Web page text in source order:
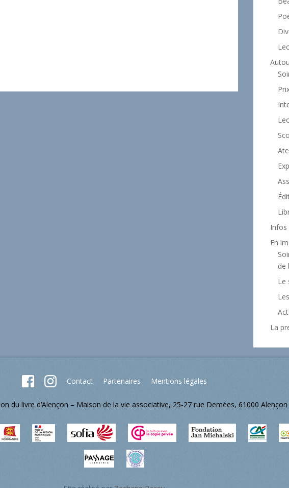
Infos
En
de
Le
La
Contact Partenaires Mentions légales
du livre d’Alençon – Maison de la vie associative, 25-27 rue Demées, 61000 Alençon